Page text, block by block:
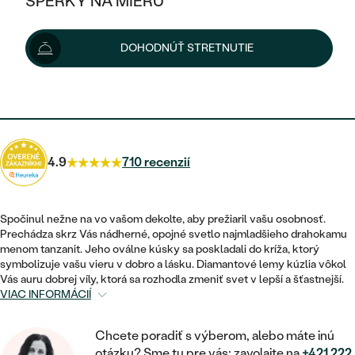
KOMBINOVANÉ ZLATO
PODĽA ŠTÝLU
ETERNITY
VINTAGE
NETRADIČNÉ
POSTRANNÉ DRAHOKAMY
HALO
VINTAGE
SET ZÁSNUBNÉHO PRSTEŇA A
NETRADIČNÉ
ZOSTAVTE SI PRSTEŇ
VÝPREDAJ
ŠPERKY ČO POMÁHAJÚ
PODĽA TYPU
NÁUŠNICE
PRSTENE
PRÍVESKY
NÁRAMKY
SETY
PÁNSKE ŠPERKY
PLATINOVÉ
NAPICHOVACIE
KRUHOVÉ
MINIMALISTICKÉ
VISIACE
SOLITÉR
V TVARE SRDCA
ZLATÉ
STRIEBORNÉ
PODĽA ŠTÝLU
SOLITÉR
NARODENIE DIEŤAŤA
PERSONALIZOVANÉ
SO ZNAMENÍM ZVEROKRUHU
MINIMALISTICKÉ
VÝPREDAJ
ZLATÉ
STRIEBORNÉ
PODĽA ŠTÝLU
ETERNITY
DOHODNÚŤ STRETNUTIE
4 633 €
Možnosti doručenia
4.9 710 recenzií
Spočinul nežne na vo vašom dekolte, aby prežiaril vašu osobnosť.
Prechádza skrz Vás nádherné, opojné svetlo najmladšieho drahokamu
menom tanzanit. Jeho oválne kúsky sa poskladali do kríža, ktorý
symbolizuje vašu vieru v dobro a lásku. Diamantové lemy kúzlia vôkol
Vás auru dobrej víly, ktorá sa rozhodla zmeniť svet v lepší a šťastnejší.
VIAC INFORMÁCIÍ
Chcete poradiť s výberom, alebo máte inú